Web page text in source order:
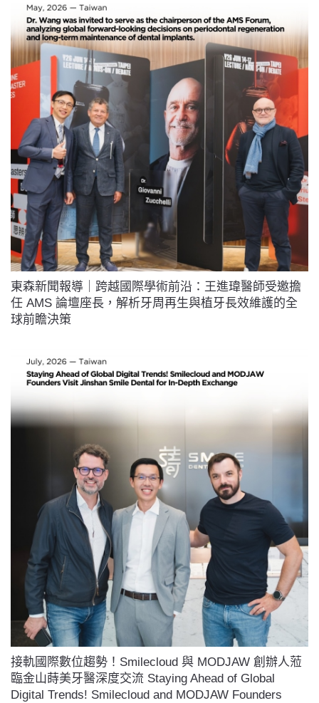
東森新聞報導｜跨越國際學術前沿：王進瑋醫師受邀擔
任 AMS 論壇座長，解析牙周再生與植牙長效維護的全
球前瞻決策
接軌國際數位趨勢！Smilecloud 與 MODJAW 創辦人蒞
臨金山蒔美牙醫深度交流 Staying Ahead of Global
Digital Trends! Smilecloud and MODJAW Founders